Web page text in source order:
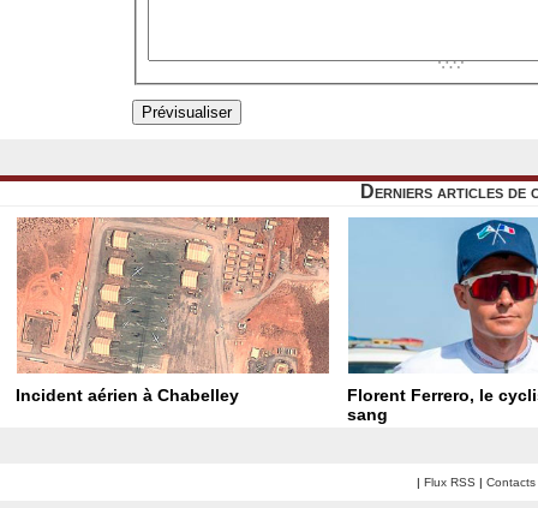
Derniers articles de
Incident aérien à Chabelley
Florent Ferrero, le
sang
| Flux RSS | Contacts